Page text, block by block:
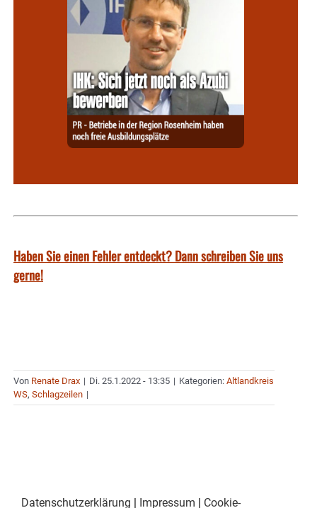
Haben Sie einen Fehler entdeckt? Dann schreiben Sie uns
gerne!
Von Renate Drax | Di. 25.1.2022 - 13:35 | Kategorien: Altlandkreis
WS, Schlagzeilen |
Datenschutzerklärung | Impressum | Cookie-